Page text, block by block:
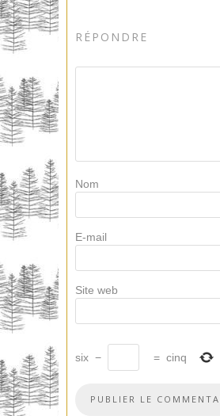
RÉPONDRE
Nom
E-mail
Site web
six − = cinq